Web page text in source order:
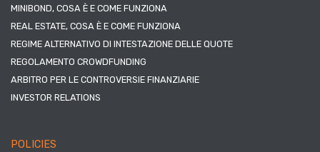
MINIBOND, COSA È E COME FUNZIONA
REAL ESTATE, COSA È E COME FUNZIONA
REGIME ALTERNATIVO DI INTESTAZIONE DELLE QUOTE
REGOLAMENTO CROWDFUNDING
ARBITRO PER LE CONTROVERSIE FINANZIARIE
INVESTOR RELATIONS
POLICIES